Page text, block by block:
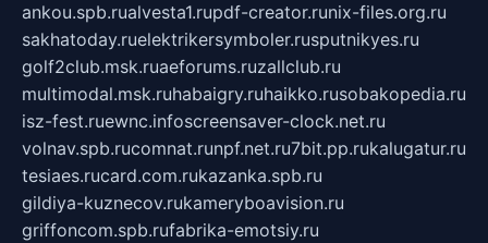
ankou.spb.rualvesta1.rupdf-creator.runix-files.org.ru
sakhatoday.ruelektrikersymboler.rusputnikyes.ru
golf2club.msk.ruaeforums.ruzallclub.ru
multimodal.msk.ruhabaigry.ruhaikko.rusobakopedia.ru
isz-fest.ruewnc.infoscreensaver-clock.net.ru
volnav.spb.rucomnat.runpf.net.ru7bit.pp.rukalugatur.ru
tesiaes.rucard.com.rukazanka.spb.ru
gildiya-kuznecov.rukameryboavision.ru
griffoncom.spb.rufabrika-emotsiy.ru